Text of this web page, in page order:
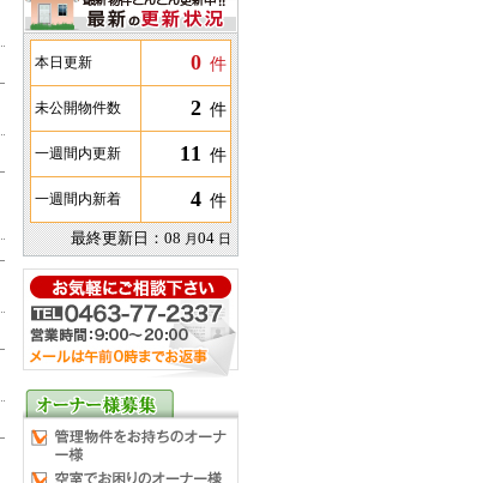
本日更新 0 件
未公開物件数 2 件
一週間内更新 11 件
一週間内新着 4 件
最終更新日：08 月04 日